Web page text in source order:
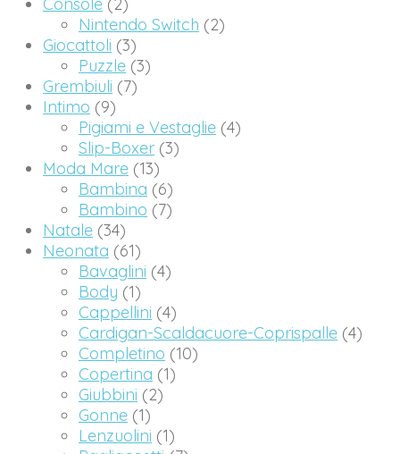
Nintendo Switch (2)
Giocattoli (3)
Puzzle (3)
Grembiuli (7)
Intimo (9)
Pigiami e Vestaglie (4)
Slip-Boxer (3)
Moda Mare (13)
Bambina (6)
Bambino (7)
Natale (34)
Neonata (61)
Bavaglini (4)
Body (1)
Cappellini (4)
Cardigan-Scaldacuore-Coprispalle (4)
Completino (10)
Copertina (1)
Giubbini (2)
Gonne (1)
Lenzuolini (1)